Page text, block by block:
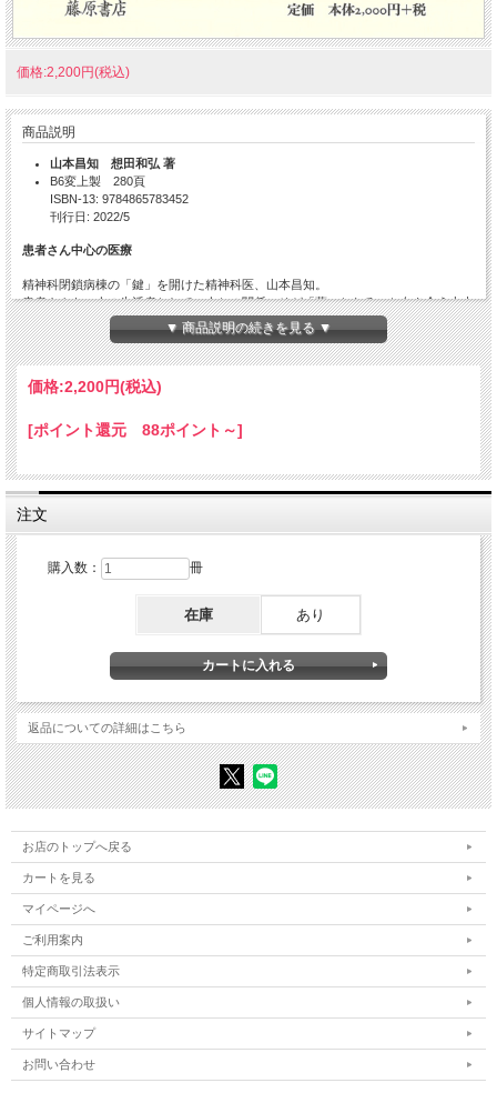
価格:2,200円(税込)
商品説明
山本昌知 想田和弘 著
B6変上製 280頁
ISBN-13: 9784865783452
刊行日: 2022/5
患者さん中心の医療
精神科閉鎖病棟の「鍵」を開けた精神科医、山本昌知。
患者さんを一人の生活者として、人との関係こそが「薬」となる、と向き合う山本
医師と、モザイクをかけない患者さんのありのままを撮影し「精神」「精神0」と
いう「観察映画」作品に結実させた映画監督、想田和弘。生きづらさを感じるすべ
ての人へ。
目次
第一章 歩 み
◎山本昌知の歩み
室の鍵を開けて ……ほか
◎想田和弘の歩み
凝り性だった子供時代／郊外型の近代社会に生まれ育って／リクルートスー
ツで埋め尽くされた就職説明会／ニューヨークで学ぶ／自分のドキュメンタ
第二章 「鍵」をはずす
人間として、挨拶から／責任回答方式――根っこは病んでいない／患者さんと
看護する側の話し合いで、「鍵」を開ける／映画『精神』ができるまで／〈こ
らーる〉はみんなでつくる組織にしよう／「目の前の現実をよく見て、よく聞
いて、その結果を素直に映画に」／誰のためにモザイクをかけるのか／世界の
精神病院のベッド数の二〇％は、日本にある ……ほか
第三章 「人 薬」
時と場所をともにしてくれる人がいること／介護は「システム」になじまない
／世話をする、してもらうのが人間の本質 ……ほか
第四章 地つづきの世界
「参ったな」／落ちこぼれとして／責任はとれないから、謝るしかない／自分
で治す、それに従ってアドバイスする／心と身は縄のようになっている／心と
「ある」／「他人はみんな“磨き砂”」 ……ほか
第五章 〈こらーる〉という場
一生懸命やれば、周囲がつられることがある／「本人が目的意識をもてない入
院は反対」／患者体験者を含む支援チームでの医療／患者さんを中心に置く／
「システム」の中で人間は交換可能／一人一人の違いに喜びを感じる／個と個
▼ 商品説明の続きを見る ▼
価格:2,200円(税込)
[ポイント還元 88ポイント～]
注文
購入数： 冊
在庫 あり
返品についての詳細はこちら
お店のトップへ戻る
カートを見る
マイページへ
ご利用案内
特定商取引法表示
個人情報の取扱い
サイトマップ
お問い合わせ